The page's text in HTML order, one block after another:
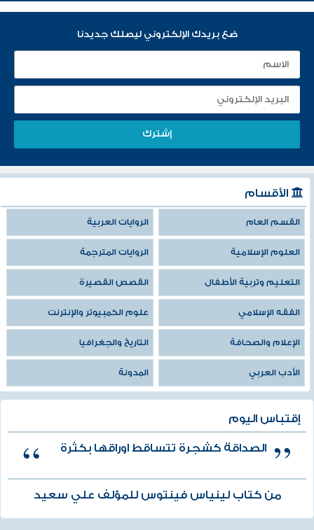
ضع بريدك الإلكتروني ليصلك جديدنا
الأقسام
القسم العام الروايات العربية
العلوم الإسلامية الروايات المترجمة
التعليم وتربية الأطفال القصص القصيرة
الفقه الإسلامي علوم الكمبيوتر والإنترنت
الإعلام والصحافة التاريخ والجغرافيا
الأدب العربي المدونة
إقتباس اليوم
الصداقة كشجرة تتساقط اوراقها بكثرة
من كتاب لينياس فينتوس للمؤلف علي سعيد